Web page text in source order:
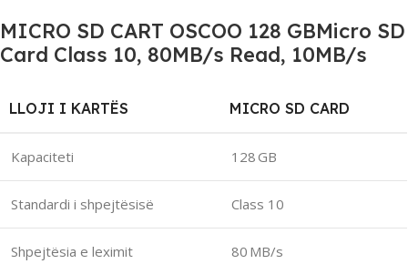
MICRO SD CART OSCOO 128 GBMicro SD
Card Class 10, 80MB/s Read, 10MB/s
LLOJI I KARTËS MICRO SD CARD
Kapaciteti 128 GB
Standardi i shpejtësisë Class 10
Shpejtësia e leximit 80 MB/s